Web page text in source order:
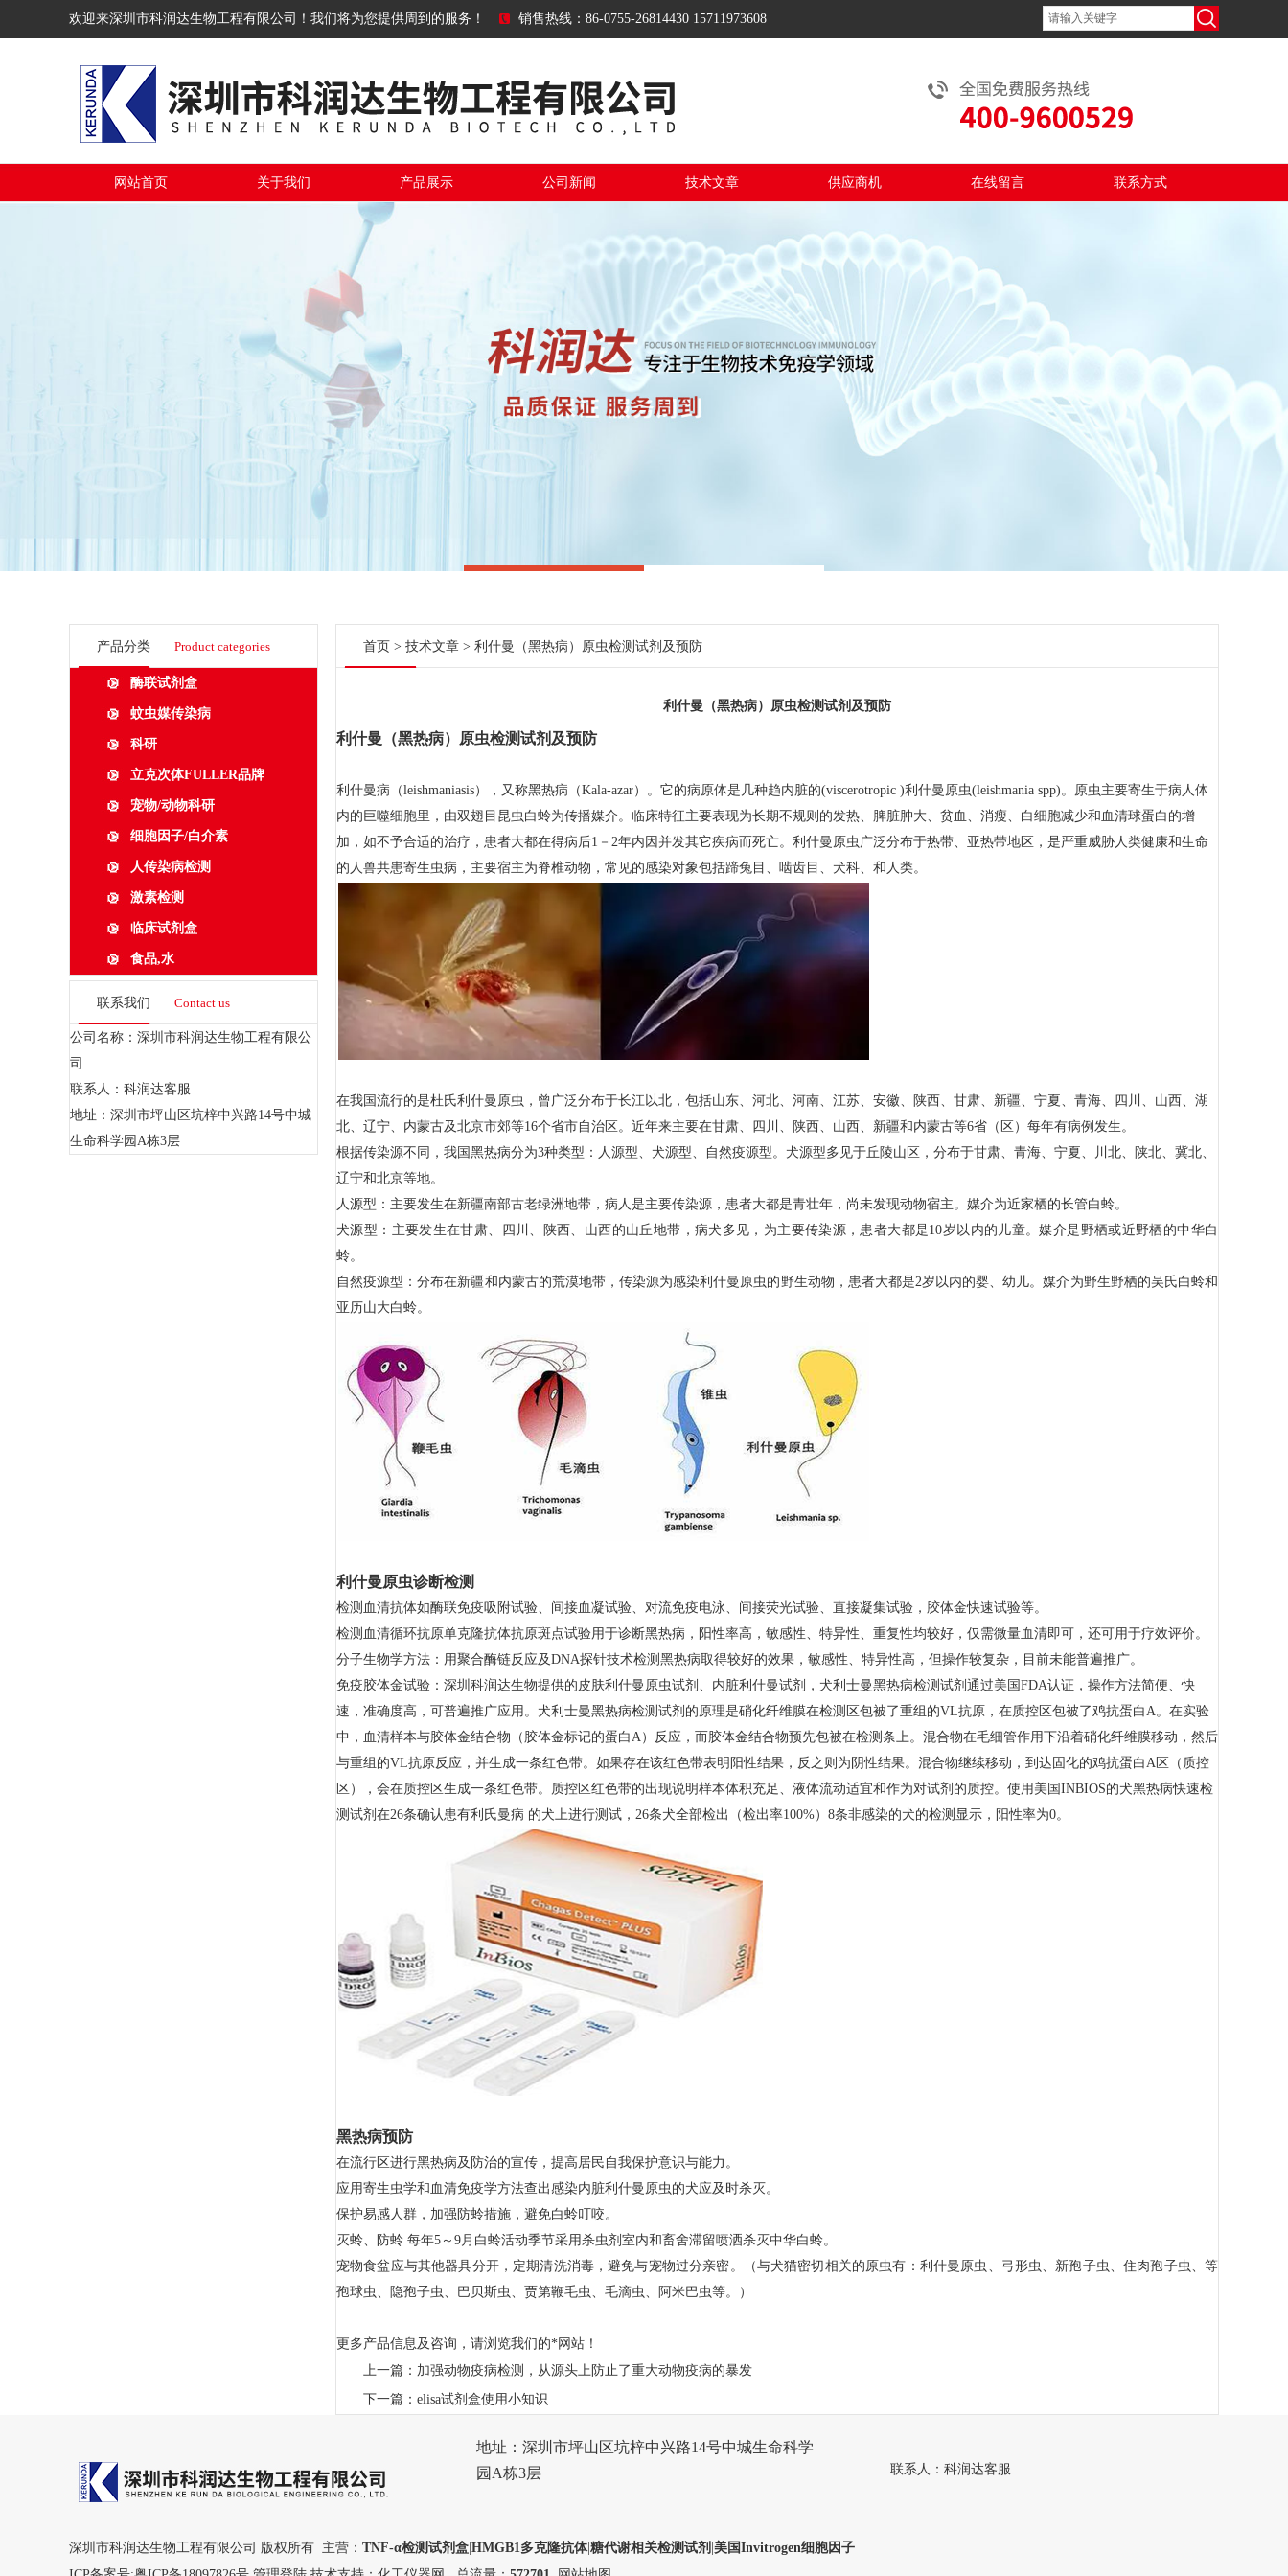
欢迎来深圳市科润达生物工程有限公司！我们将为您提供周到的服务！ 销售热线：86-0755-26814430 15711973608
网站首页 关于我们 产品展示 公司新闻 技术文章 供应商机 在线留言 联系方式
产品分类 Product categories
酶联试剂盒
蚊虫媒传染病
科研
立克次体FULLER品牌
宠物/动物科研
细胞因子/白介素
人传染病检测
激素检测
临床试剂盒
食品,水
联系我们 Contact us
公司名称：深圳市科润达生物工程有限公
司
联系人：科润达客服
地址：深圳市坪山区坑梓中兴路14号中城
生命科学园A栋3层
首页 > 技术文章 > 利什曼（黑热病）原虫检测试剂及预防
利什曼（黑热病）原虫检测试剂及预防
利什曼（黑热病）原虫检测试剂及预防
利什曼病（leishmaniasis），又称黑热病（Kala-azar）。它的病原体是几种趋内脏的(viscerotropic )利什曼原虫(leishmania spp)。原虫主要寄生于病人体
内的巨噬细胞里，由双翅目昆虫白蛉为传播媒介。临床特征主要表现为长期不规则的发热、脾脏肿大、贫血、消瘦、白细胞减少和血清球蛋白的增
加，如不予合适的治疗，患者大都在得病后1－2年内因并发其它疾病而死亡。利什曼原虫广泛分布于热带、亚热带地区，是严重威胁人类健康和生命
的人兽共患寄生虫病，主要宿主为脊椎动物，常见的感染对象包括蹄兔目、啮齿目、犬科、和人类。
在我国流行的是杜氏利什曼原虫，曾广泛分布于长江以北，包括山东、河北、河南、江苏、安徽、陕西、甘肃、新疆、宁夏、青海、四川、山西、湖
北、辽宁、内蒙古及北京市郊等16个省市自治区。近年来主要在甘肃、四川、陕西、山西、新疆和内蒙古等6省（区）每年有病例发生。
根据传染源不同，我国黑热病分为3种类型：人源型、犬源型、自然疫源型。犬源型多见于丘陵山区，分布于甘肃、青海、宁夏、川北、陕北、冀北、
辽宁和北京等地。
人源型：主要发生在新疆南部古老绿洲地带，病人是主要传染源，患者大都是青壮年，尚未发现动物宿主。媒介为近家栖的长管白蛉。
犬源型：主要发生在甘肃、四川、陕西、山西的山丘地带，病犬多见，为主要传染源，患者大都是10岁以内的儿童。媒介是野栖或近野栖的中华白
蛉。
自然疫源型：分布在新疆和内蒙古的荒漠地带，传染源为感染利什曼原虫的野生动物，患者大都是2岁以内的婴、幼儿。媒介为野生野栖的吴氏白蛉和
亚历山大白蛉。
利什曼原虫诊断检测
检测血清抗体如酶联免疫吸附试验、间接血凝试验、对流免疫电泳、间接荧光试验、直接凝集试验，胶体金快速试验等。
检测血清循环抗原单克隆抗体抗原斑点试验用于诊断黑热病，阳性率高，敏感性、特异性、重复性均较好，仅需微量血清即可，还可用于疗效评价。
分子生物学方法：用聚合酶链反应及DNA探针技术检测黑热病取得较好的效果，敏感性、特异性高，但操作较复杂，目前未能普遍推广。
免疫胶体金试验：深圳科润达生物提供的皮肤利什曼原虫试剂、内脏利什曼试剂，犬利士曼黑热病检测试剂通过美国FDA认证，操作方法简便、快
速，准确度高，可普遍推广应用。犬利士曼黑热病检测试剂的原理是硝化纤维膜在检测区包被了重组的VL抗原，在质控区包被了鸡抗蛋白A。在实验
中，血清样本与胶体金结合物（胶体金标记的蛋白A）反应，而胶体金结合物预先包被在检测条上。混合物在毛细管作用下沿着硝化纤维膜移动，然后
与重组的VL抗原反应，并生成一条红色带。如果存在该红色带表明阳性结果，反之则为阴性结果。混合物继续移动，到达固化的鸡抗蛋白A区（质控
区），会在质控区生成一条红色带。质控区红色带的出现说明样本体积充足、液体流动适宜和作为对试剂的质控。使用美国INBIOS的犬黑热病快速检
测试剂在26条确认患有利氏曼病 的犬上进行测试，26条犬全部检出（检出率100%）8条非感染的犬的检测显示，阳性率为0。
黑热病预防
在流行区进行黑热病及防治的宣传，提高居民自我保护意识与能力。
应用寄生虫学和血清免疫学方法查出感染内脏利什曼原虫的犬应及时杀灭。
保护易感人群，加强防蛉措施，避免白蛉叮咬。
灭蛉、防蛉 每年5～9月白蛉活动季节采用杀虫剂室内和畜舍滞留喷洒杀灭中华白蛉。
宠物食盆应与其他器具分开，定期清洗消毒，避免与宠物过分亲密。（与犬猫密切相关的原虫有：利什曼原虫、弓形虫、新孢子虫、住肉孢子虫、等
孢球虫、隐孢子虫、巴贝斯虫、贾第鞭毛虫、毛滴虫、阿米巴虫等。）
更多产品信息及咨询，请浏览我们的*网站！
上一篇： 加强动物疫病检测，从源头上防止了重大动物疫病的暴发
下一篇： elisa试剂盒使用小知识
地址：深圳市坪山区坑梓中兴路14号中城生命科学
园A栋3层
联系人：科润达客服
深圳市科润达生物工程有限公司 版权所有 主营： TNF-α检测试剂盒 HMGB1多克隆抗体|糖代谢相关检测试剂 美国Invitrogen细胞因子